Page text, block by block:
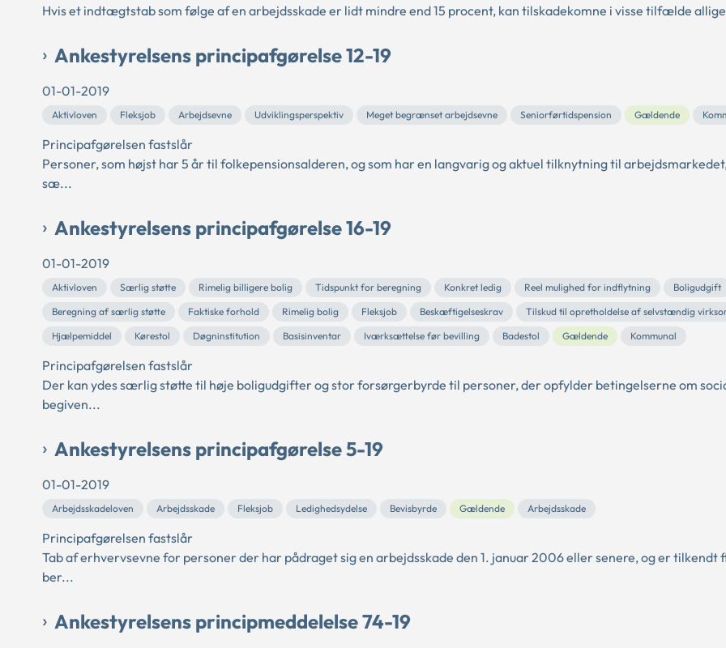
Hvis et indtægtstab som følge af en arbejdsskade er lidt mindre end 15 procent, kan tilskadekomne i visse tilfælde
Ankestyrelsens principafgørelse 12-19
01-01-2019
Aktivloven Fleksjob Arbejdsevne Udviklingsperspektiv Meget begrænset arbejdsevne Seniorførtidspension Gældende
Principafgørelsen fastslår
Personer, som højst har 5 år til folkepensionsalderen, og som har en langvarig og aktuel tilknytning til
sæ...
Ankestyrelsens principafgørelse 16-19
01-01-2019
Aktivloven Særlig støtte Rimelig billigere bolig Tidspunkt for beregning Konkret ledig Reel mulighed for indflytning
Boligudgift
Beregning af særlig støtte
Faktiske forhold Rimelig bolig Fleksjob Beskæftigelseskrav
Tilskud til opretholdelse af selvstændig
Hjælpemiddel
Kørestol Døgninstitution Basisinventar Iværksættelse før bevilling Badestol Gældende Kommunal
Principafgørelsen fastslår
Der kan ydes særlig støtte til høje boligudgifter og stor forsørgerbyrde til personer, der opfylder betingelserne om
begiven...
Ankestyrelsens principafgørelse 5-19
01-01-2019
Arbejdsskadeloven Arbejdsskade Fleksjob Ledighedsydelse Bevisbyrde Gældende Arbejdsskade
Principafgørelsen fastslår
Tab af erhvervsevne for personer der har pådraget sig en arbejdsskade den 1. januar 2006 eller senere, og er tilkendt
ber...
Ankestyrelsens principmeddelelse 74-19